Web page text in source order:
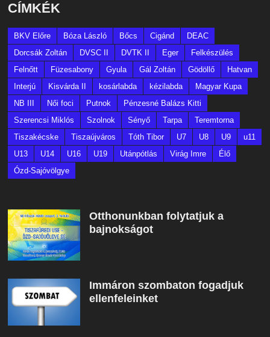
CÍMKÉK
BKV Előre Bóza László Bőcs Cigánd
DEAC
Dorcsák Zoltán
DVSC II DVTK II Eger
Felkészülés
Felnőtt
Füzesabony Gyula Gál Zoltán Gödöllő
Hatvan
Interjú
Kisvárda II kosárlabda kézilabda
Magyar Kupa
NB III
Női foci Putnok
Pénzesné Balázs Kitti
Szerencsi Miklós
Szolnok Sényő Tarpa
Teremtorna
Tiszakécske
Tiszaújváros Tóth Tibor U7 U8 U9
u11
U13
U14 U16 U19 Utánpótlás Virág Imre
Élő
Ózd-Sajóvölgye
Otthonunkban folytatjuk a
bajnokságot
Immáron szombaton fogadjuk
ellenfeleinket